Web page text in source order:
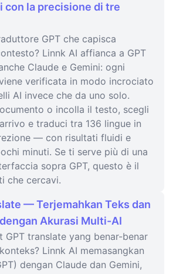
con la precisione di tre
GPT che capisca
Linnk AI affianca a GPT
Claude e Gemini: ogni
verificata in modo incrociato
AI invece che da uno solo.
o incolla il testo, scegli
e traduci tra 136 lingue in
— con risultati fluidi e
minuti. Se ti serve più di una
sopra GPT, questo è il
che cercavi.
— Terjemahkan Teks dan
Akurasi Multi-AI
GPT translate yang benar-benar
Linnk AI memasangkan
dengan Claude dan Gemini,